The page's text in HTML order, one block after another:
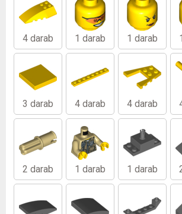
4 darab 1 darab 1 darab
3 darab 4 darab 4 darab
2 darab 1 darab 1 darab